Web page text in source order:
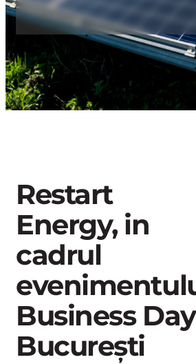
Restart
Energy, in
cadrul
Business
București